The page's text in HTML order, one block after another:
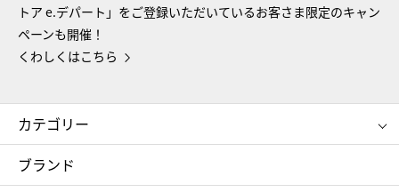
トア e.デパート」をご登録いただいているお客さま限定のキャン
ペーンも開催！
くわしくはこちら
カテゴリー
コスメ＆ビューティー
ギフト
レディース
ブランド